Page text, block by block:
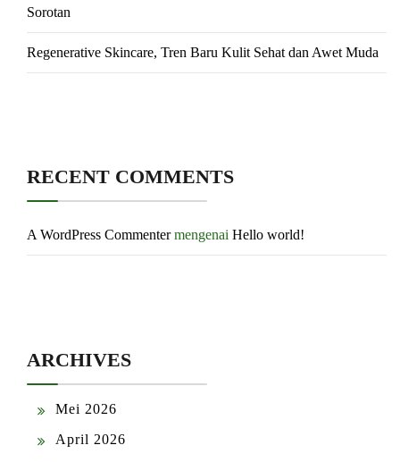
Sorotan
Regenerative Skincare, Tren Baru Kulit Sehat dan Awet Muda
RECENT COMMENTS
A WordPress Commentermengenai Hello world!
ARCHIVES
Mei 2026
April 2026